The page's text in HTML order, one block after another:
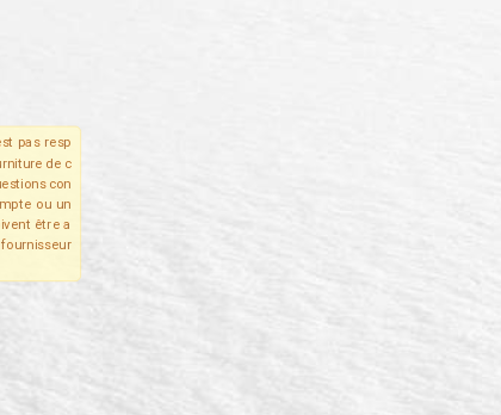
pas resp
de c
con
ou un
être a